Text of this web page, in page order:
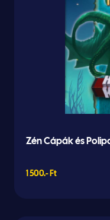
Zén Cápák és
1 500.- Ft